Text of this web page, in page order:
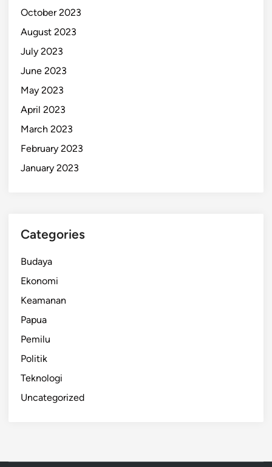
October 2023
August 2023
July 2023
June 2023
May 2023
April 2023
March 2023
February 2023
January 2023
Categories
Budaya
Ekonomi
Keamanan
Papua
Pemilu
Politik
Teknologi
Uncategorized